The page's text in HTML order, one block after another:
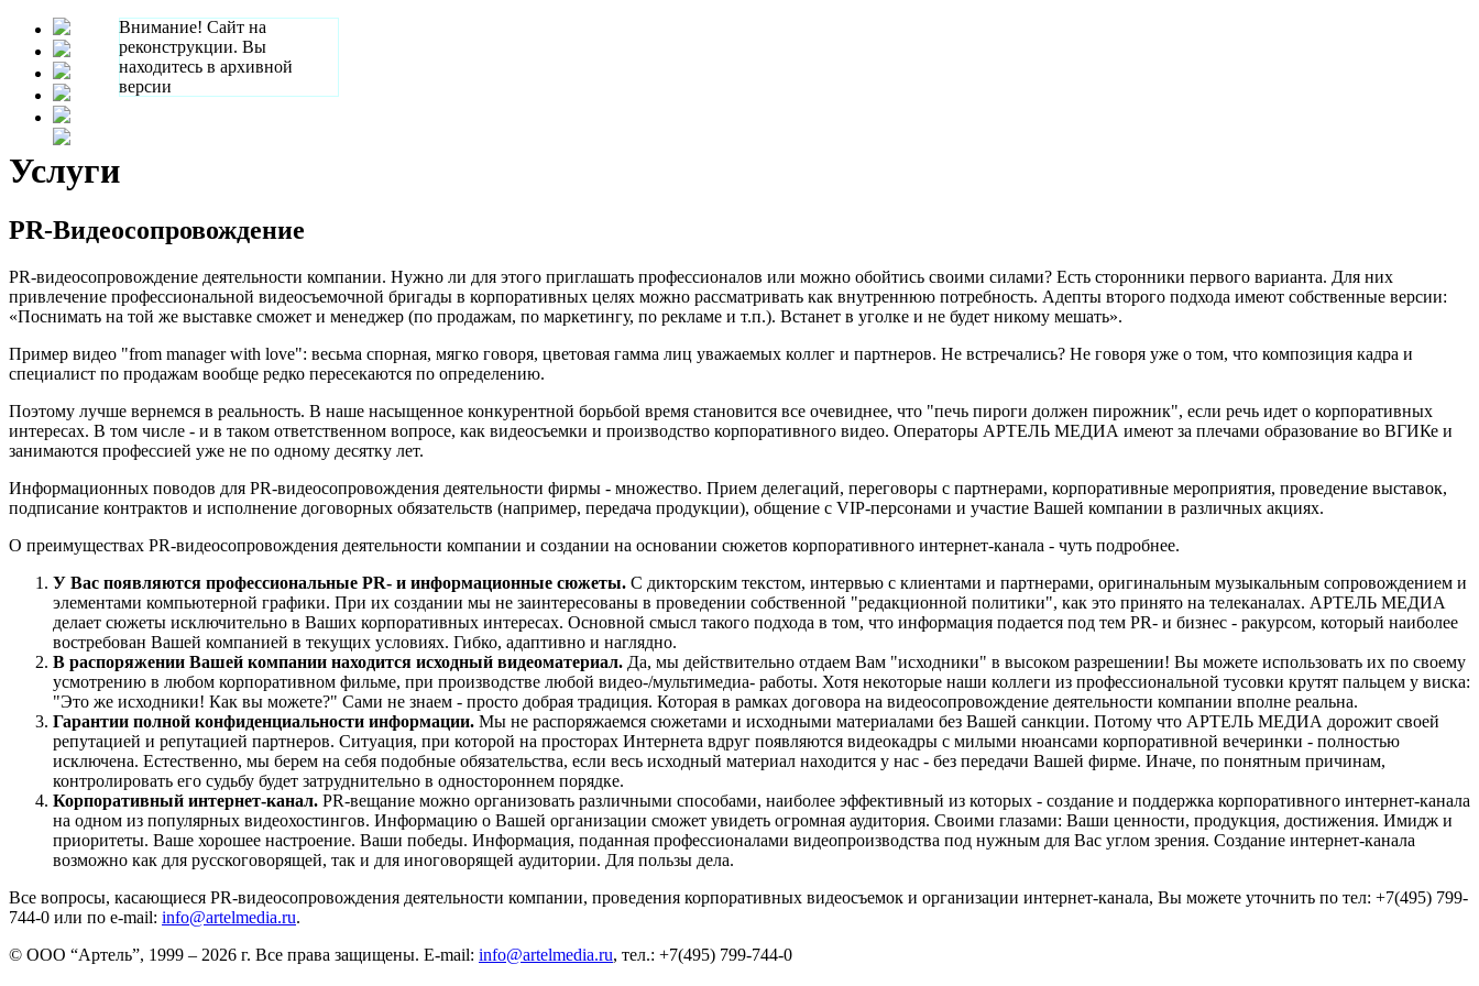
Внимание! Сайт на
реконструкции. Вы
находитесь в архивной
версии
Услуги
PR-Видеосопровождение
PR-видеосопровождение деятельности компании. Нужно ли для этого приглашать профессионалов или можно обойтись своими силами? Есть сторонники первого варианта. Для них
привлечение профессиональной видеосъемочной бригады в корпоративных целях можно рассматривать как внутреннюю потребность. Адепты второго подхода имеют собственные версии:
«Поснимать на той же выставке сможет и менеджер (по продажам, по маркетингу, по рекламе и т.п.). Встанет в уголке и не будет никому мешать».
Пример видео "from manager with love": весьма спорная, мягко говоря, цветовая гамма лиц уважаемых коллег и партнеров. Не встречались? Не говоря уже о том, что композиция кадра и
специалист по продажам вообще редко пересекаются по определению.
Поэтому лучше вернемся в реальность. В наше насыщенное конкурентной борьбой время становится все очевиднее, что "печь пироги должен пирожник", если речь идет о корпоративных
интересах. В том числе - и в таком ответственном вопросе, как видеосъемки и производство корпоративного видео. Операторы АРТЕЛЬ МЕДИА имеют за плечами образование во ВГИКе и
занимаются профессией уже не по одному десятку лет.
Информационных поводов для PR-видеосопровождения деятельности фирмы - множество. Прием делегаций, переговоры с партнерами, корпоративные мероприятия, проведение выставок,
подписание контрактов и исполнение договорных обязательств (например, передача продукции), общение с VIP-персонами и участие Вашей компании в различных акциях.
О преимуществах PR-видеосопровождения деятельности компании и создании на основании сюжетов корпоративного интернет-канала - чуть подробнее.
У Вас появляются профессиональные PR- и информационные сюжеты. С дикторским текстом, интервью с клиентами и партнерами, оригинальным музыкальным сопровождением и
элементами компьютерной графики. При их создании мы не заинтересованы в проведении собственной "редакционной политики", как это принято на телеканалах. АРТЕЛЬ МЕДИА
делает сюжеты исключительно в Ваших корпоративных интересах. Основной смысл такого подхода в том, что информация подается под тем PR- и бизнес - ракурсом, который наиболее
востребован Вашей компанией в текущих условиях. Гибко, адаптивно и наглядно.
В распоряжении Вашей компании находится исходный видеоматериал. Да, мы действительно отдаем Вам "исходники" в высоком разрешении! Вы можете использовать их по своему
усмотрению в любом корпоративном фильме, при производстве любой видео-/мультимедиа- работы. Хотя некоторые наши коллеги из профессиональной тусовки крутят пальцем у виска:
"Это же исходники! Как вы можете?" Сами не знаем - просто добрая традиция. Которая в рамках договора на видеосопровождение деятельности компании вполне реальна.
Гарантии полной конфиденциальности информации. Мы не распоряжаемся сюжетами и исходными материалами без Вашей санкции. Потому что АРТЕЛЬ МЕДИА дорожит своей
репутацией и репутацией партнеров. Ситуация, при которой на просторах Интернета вдруг появляются видеокадры с милыми нюансами корпоративной вечеринки - полностью
исключена. Естественно, мы берем на себя подобные обязательства, если весь исходный материал находится у нас - без передачи Вашей фирме. Иначе, по понятным причинам,
контролировать его судьбу будет затруднительно в одностороннем порядке.
Корпоративный интернет-канал. PR-вещание можно организовать различными способами, наиболее эффективный из которых - создание и поддержка корпоративного интернет-канала
на одном из популярных видеохостингов. Информацию о Вашей организации сможет увидеть огромная аудитория. Своими глазами: Ваши ценности, продукция, достижения. Имидж и
приоритеты. Ваше хорошее настроение. Ваши победы. Информация, поданная профессионалами видеопроизводства под нужным для Вас углом зрения. Создание интернет-канала
возможно как для русскоговорящей, так и для иноговорящей аудитории. Для пользы дела.
Все вопросы, касающиеся PR-видеосопровождения деятельности компании, проведения корпоративных видеосъемок и организации интернет-канала, Вы можете уточнить по тел: +7(495) 799-
744-0 или по e-mail: info@artelmedia.ru.
© ООО “Артель”, 1999 – 2026 г. Все права защищены. E-mail: info@artelmedia.ru, тел.: +7(495) 799-744-0